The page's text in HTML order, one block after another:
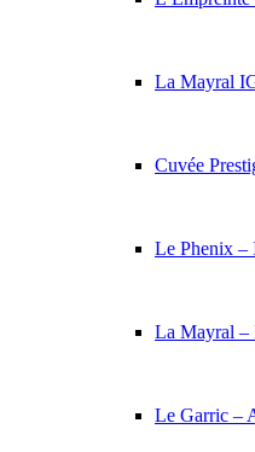
La Mayral
Cuvée
Le Phenix –
La Mayral –
Le Garric –